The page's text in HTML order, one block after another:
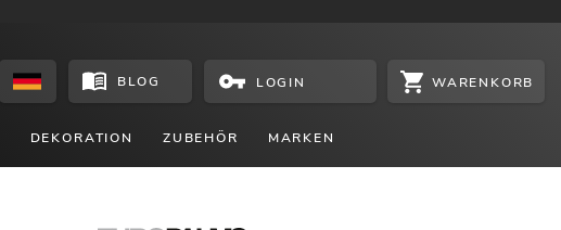
BLOG LOGIN WARENKORB
DEKORATION ZUBEHÖR MARKEN